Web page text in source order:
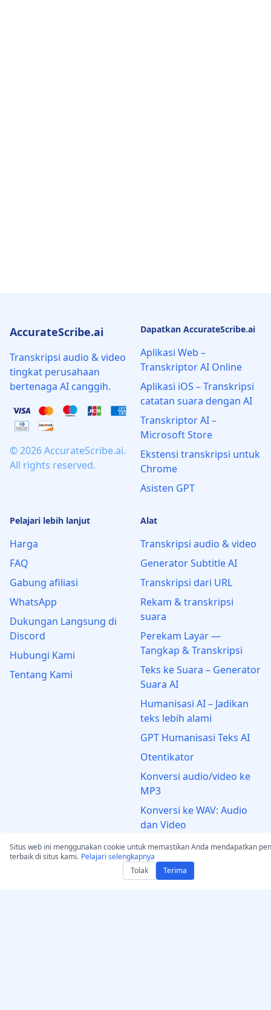
AccurateScribe.ai
Transkripsi audio & video
tingkat perusahaan
bertenaga AI canggih.
© 2026 AccurateScribe.ai.
All rights reserved.
Dapatkan AccurateScribe.ai
Aplikasi Web –
Transkriptor AI Online
Aplikasi iOS – Transkripsi
catatan suara dengan AI
Transkriptor AI –
Microsoft Store
Ekstensi transkripsi untuk
Chrome
Asisten GPT
Pelajari lebih lanjut
Harga
FAQ
Gabung afiliasi
WhatsApp
Dukungan Langsung di
Discord
Hubungi Kami
Tentang Kami
Alat
Transkripsi audio & video
Generator Subtitle AI
Transkripsi dari URL
Rekam & transkripsi
suara
Perekam Layar —
Tangkap & Transkripsi
Teks ke Suara – Generator
Suara AI
Humanisasi AI – Jadikan
teks lebih alami
GPT Humanisasi Teks AI
Otentikator
Konversi audio/video ke
MP3
Konversi ke WAV: Audio
dan Video
Legal
Situs web ini menggunakan cookie untuk memastikan Anda mendapatkan
terbaik di situs kami. Pelajari selengkapnya
Tolak
Terima